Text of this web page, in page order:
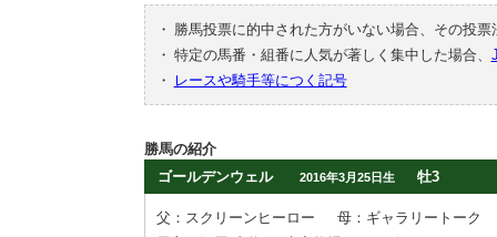
・
勝馬投票に的中された方がいない場合、その投
・ 特定の馬番・組番に人気が著しく集中した場合、
・
レースや騎手等につく記号
勝馬の紹介
ゴールデンウェル
2016年3月25日生 牡3
父：スクリーンヒーロー
母：ギャラリートーク